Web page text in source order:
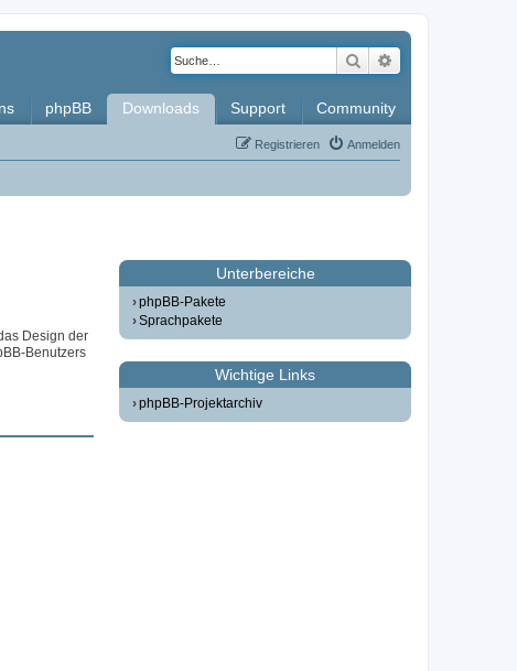
Suche
phpBB Downloads Support Community
Anmelden
Registrieren
Design der
Benutzers
Unterbereiche
phpBB-Pakete
Sprachpakete
Wichtige Links
phpBB-Projektarchiv